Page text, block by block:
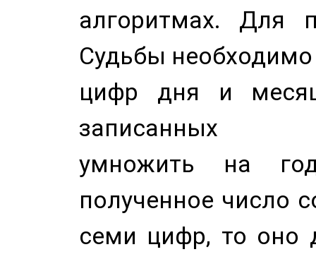
алгоритмах. Для
Судьбы
цифр дня и
записанных
умножить на
полученное число
семи цифр, то оно